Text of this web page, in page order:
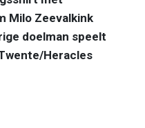
Milo Zeevalkink
doelman speelt
Heracles